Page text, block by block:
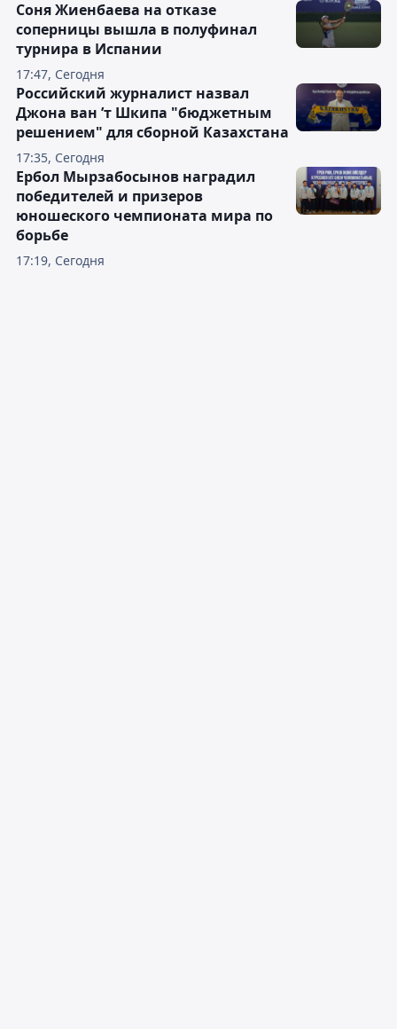
18:11, Сегодня
Норвежская футбольная
ассоциация требует немедленной
отставки Инфантино
17:47, Сегодня
Соня Жиенбаева на отказе
соперницы вышла в полуфинал
турнира в Испании
17:35, Сегодня
Российский журналист назвал
Джона ван ’т Шкипа "бюджетным
решением" для сборной Казахстана
Ербол Мырзабосынов наградил